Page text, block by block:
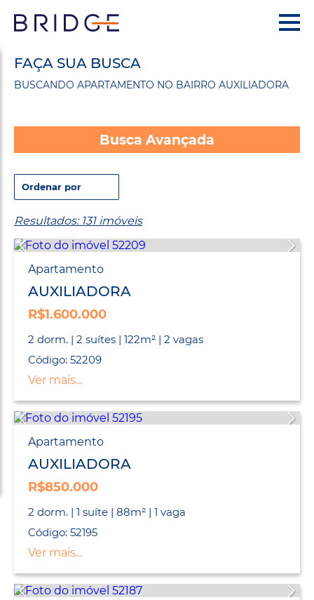
FAÇA SUA BUSCA
BUSCANDO APARTAMENTO NO BAIRRO AUXILIADORA
Busca Avançada
Resultados: 131 imóveis
Apartamento
AUXILIADORA
R$1.600.000
2 dorm. | 2 suítes | 122m² | 2 vagas
Código: 52209
Ver mais...
Apartamento
AUXILIADORA
R$850.000
2 dorm. | 1 suíte | 88m² | 1 vaga
Código: 52195
Ver mais...